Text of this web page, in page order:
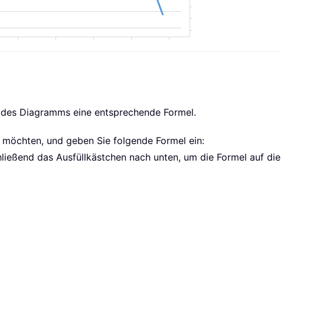
Diagramms eine entsprechende Formel.
und geben Sie folgende Formel ein:
das Ausfüllkästchen nach unten, um die Formel auf die